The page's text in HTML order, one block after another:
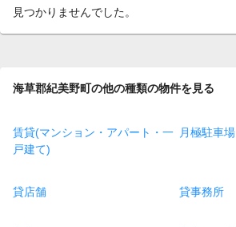
見つかりませんでした。
海草郡紀美野町の他の種類の物件を見る
賃貸(マンション・アパート・一
戸建て)
月極駐車場
貸店舗 貸事務所